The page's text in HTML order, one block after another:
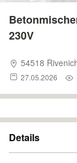
230V
54518
27.05.2026
Details